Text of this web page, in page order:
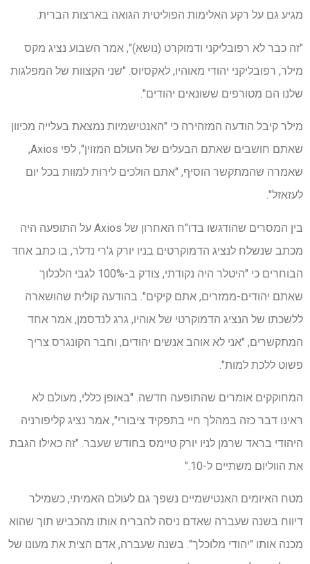
מגיע גם על רקע האלימות הפוליטית הגואה בארצות הברית.
"זה כבר לא רפובליקני ודמוקרט (נושא)", אמר השבוע נציג מקס
מילר, רפובליקני יהודי מאוהיו, לאקסיוס. "שני הקצוות של המפלגות
שלנו הם מטורפים ששונאים יהודים".
מילר קיבל הודעה המזהירה כי "האנטישמיות נמצאת בעלייה מכיוון
שאתם חושבים שאתם הבעלים של העולם המזוין", לפי Axios,
שאמרה שהמתקשר הוסיף, "אתם הולכים לירות למוות בכל יום
לעזאזל".
בין המסרים שהודגשו בדו"ח האחרון של Axios על התופעה היה
מכתב שנשלח לנציג הדמוקרטים בניו יורק ג'רי נדלר, בו כתב אחד
הבוחרים כי "היטלר היה נקודתי, צודק ב-100% לגבי הלכלוך
שאתם יהודים-ממזרים, אתם קיקים". בהודעה קולית שהושארה
ללשכתו של הנציג הדמוקרטי של אוהיו, גרג לנדסמן, אמר אחד
המתקשרים, "אני לא אוהב אנשים יהודים, וחבר הקונגרס צריך
פשוט ללכת למות".
המחוקקים אומרים שהתופעה חדשה. "באופן כללי, מעולם לא
ראינו דבר כזה במהלך חיי בתפקיד ציבורי", אמר נציג קליפורניה
היהודי בראד שרמן לניו יורק טיימס בחודש שעבר. "זה כאילו הגבת
את הווליום משתיים ל-10."
מטח האיומים האנטישמיים נשפך גם לעולם האמיתי, כשמילר
דיווח בשנה שעברה שאדם ניסה להבריח אותו מהכביש תוך שהוא
מכנה אותו "יהודי מלוכלך". בשנה שעברה, אדם הצית את מעונו של